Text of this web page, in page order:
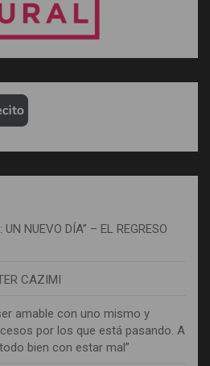
NUEVO DÍA” – EL REGRESO
CAZIMI
amable con uno mismo y
por los que está pasando. A
bien con estar mal”